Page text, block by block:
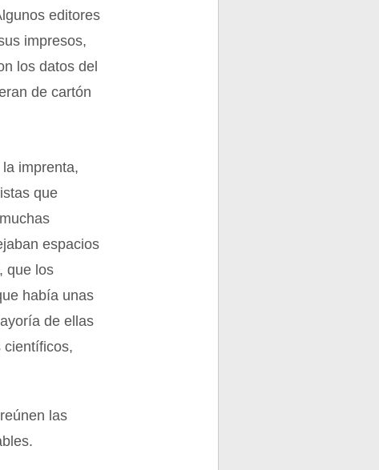
editores
impresos,
los datos del
de cartón
imprenta,
que
espacios
que los
había unas
de ellas
científicos,
las